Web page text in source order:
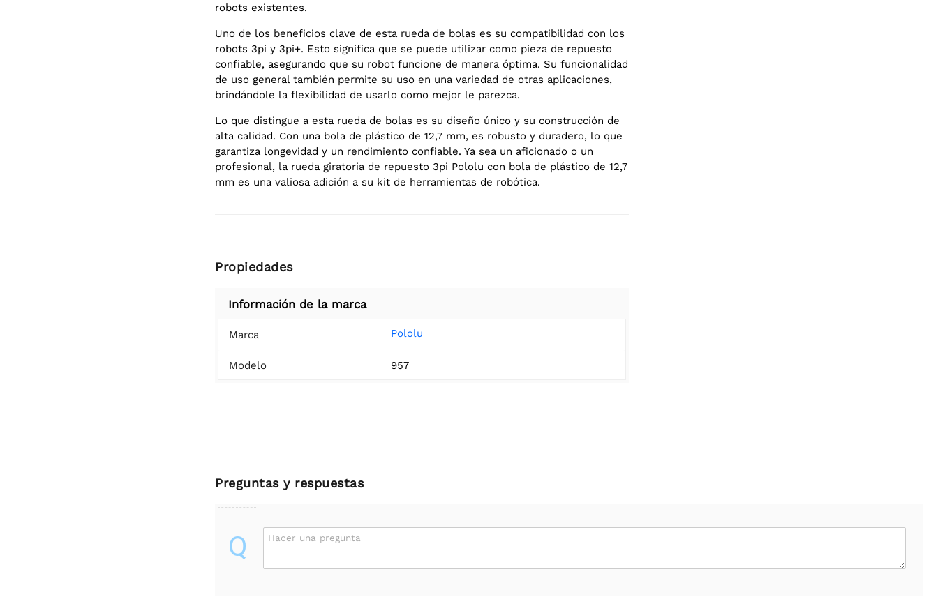
robots existentes.
Uno de los beneficios clave de esta rueda de bolas es su compatibilidad con los
robots 3pi y 3pi+. Esto significa que se puede utilizar como pieza de repuesto
confiable, asegurando que su robot funcione de manera óptima. Su funcionalidad
de uso general también permite su uso en una variedad de otras aplicaciones,
brindándole la flexibilidad de usarlo como mejor le parezca.
Lo que distingue a esta rueda de bolas es su diseño único y su construcción de
alta calidad. Con una bola de plástico de 12,7 mm, es robusto y duradero, lo que
garantiza longevidad y un rendimiento confiable. Ya sea un aficionado o un
profesional, la rueda giratoria de repuesto 3pi Pololu con bola de plástico de 12,7
mm es una valiosa adición a su kit de herramientas de robótica.
Propiedades
Información de la marca
Marca Pololu
Modelo 957
Preguntas y respuestas
Q Hacer una pregunta